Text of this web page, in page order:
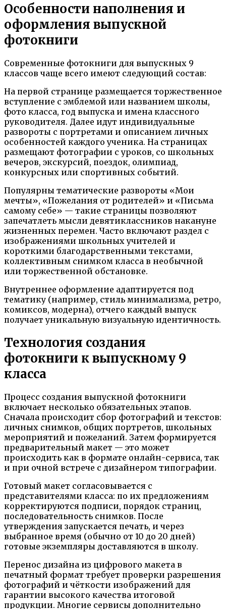
Особенности наполнения и
оформления выпускной
фотокниги
Современные фотокниги для выпускных 9
классов чаще всего имеют следующий состав:
На первой странице размещается торжественное
вступление с эмблемой или названием школы,
фото класса, год выпуска и имена классного
руководителя. Далее идут индивидуальные
развороты с портретами и описанием личных
особенностей каждого ученика. На страницах
размещают фотографии с уроков, со школьных
вечеров, экскурсий, поездок, олимпиад,
конкурсных или спортивных событий.
Популярны тематические развороты «Мои
мечты», «Пожелания от родителей» и «Письма
самому себе» — такие страницы позволяют
запечатлеть мысли девятиклассников накануне
жизненных перемен. Часто включают раздел с
изображениями школьных учителей и
короткими благодарственными текстами,
коллективным снимком класса в необычной
или торжественной обстановке.
Внутреннее оформление адаптируется под
тематику (например, стиль минимализма, ретро,
комиксов, модерна), отчего каждый выпуск
получает уникальную визуальную идентичность.
Технология создания
фотокниги к выпускному 9
класса
Процесс создания выпускной фотокниги
включает несколько обязательных этапов.
Сначала происходит сбор фотографий и текстов:
личных снимков, общих портретов, школьных
мероприятий и пожеланий. Затем формируется
предварительный макет — это может
происходить как в формате онлайн-сервиса, так
и при очной встрече с дизайнером типографии.
Готовый макет согласовывается с
представителями класса: по их предложениям
корректируются подписи, порядок страниц,
последовательность снимков. После
утверждения запускается печать, и через
выбранное время (обычно от 10 до 20 дней)
готовые экземпляры доставляются в школу.
Перенос дизайна из цифрового макета в
печатный формат требует проверки разрешения
фотографий и чёткости изображений для
гарантии высокого качества итоговой
продукции. Многие сервисы дополнительно